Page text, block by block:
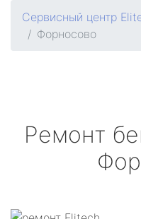
Сервисный центр
Форносово
Ремонт